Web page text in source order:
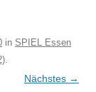
in SPIEL Essen
.
Nächstes →